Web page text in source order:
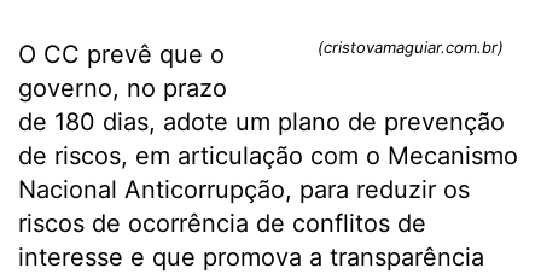
(cristovamaguiar.com.br)
O CC prevê que o
governo, no prazo
de 180 dias, adote um plano de prevenção
de riscos, em articulação com o Mecanismo
Nacional Anticorrupção, para reduzir os
riscos de ocorrência de conflitos de
interesse e que promova a transparência